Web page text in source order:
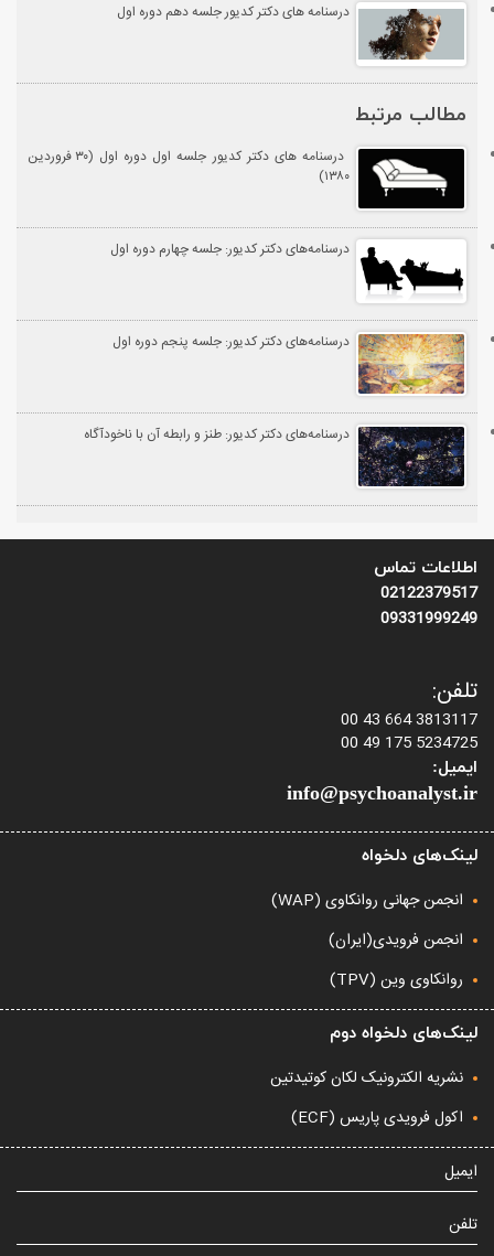
درسنامه های دکتر کدیور جلسه دهم دوره اول
مطالب مرتبط
درسنامه های دکتر کدیور جلسه اول دوره اول (۳۰ فروردین
۱۳۸۰)
درسنامه‌های دکتر کدیور: جلسه چهارم دوره اول
درسنامه‌های دکتر کدیور: جلسه پنجم دوره اول
درسنامه‌های دکتر کدیور: طنز و رابطه آن با ناخودآگاه
اطلاعات تماس
02122379517
09331999249
تلفن:
3813117 664 43 00
5234725 175 49 00
ایمیل:
info@psychoanalyst.ir
لینک‌های دلخواه
انجمن جهانی روانکاوی (WAP)
انجمن فرویدی(ایران)
روانکاوی وین (TPV)
لینک‌های دلخواه دوم
نشریه الکترونیک لکان کوتیدتین
اکول فرویدی پاریس (ECF)
ایمیل
تلفن